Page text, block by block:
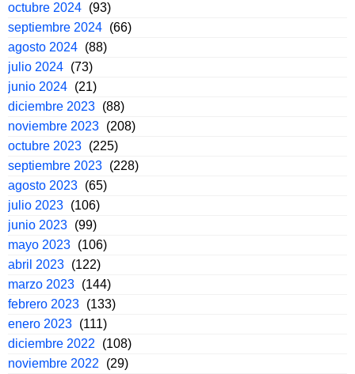
octubre 2024 (93)
septiembre 2024 (66)
agosto 2024 (88)
julio 2024 (73)
junio 2024 (21)
diciembre 2023 (88)
noviembre 2023 (208)
octubre 2023 (225)
septiembre 2023 (228)
agosto 2023 (65)
julio 2023 (106)
junio 2023 (99)
mayo 2023 (106)
abril 2023 (122)
marzo 2023 (144)
febrero 2023 (133)
enero 2023 (111)
diciembre 2022
(108)
noviembre 2022
(29)